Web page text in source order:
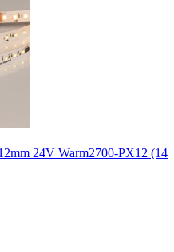
24V Warm2700-PX12 (14